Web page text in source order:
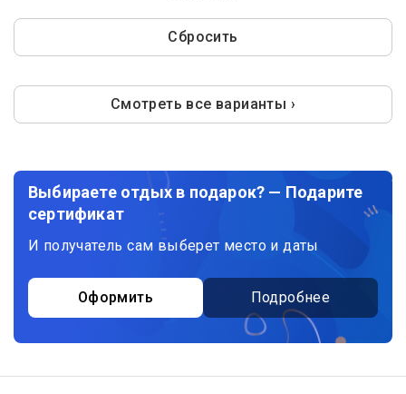
Сбросить
Смотреть все варианты ›
Выбираете отдых в подарок? — Подарите
сертификат
И получатель сам выберет место и даты
Оформить Подробнее